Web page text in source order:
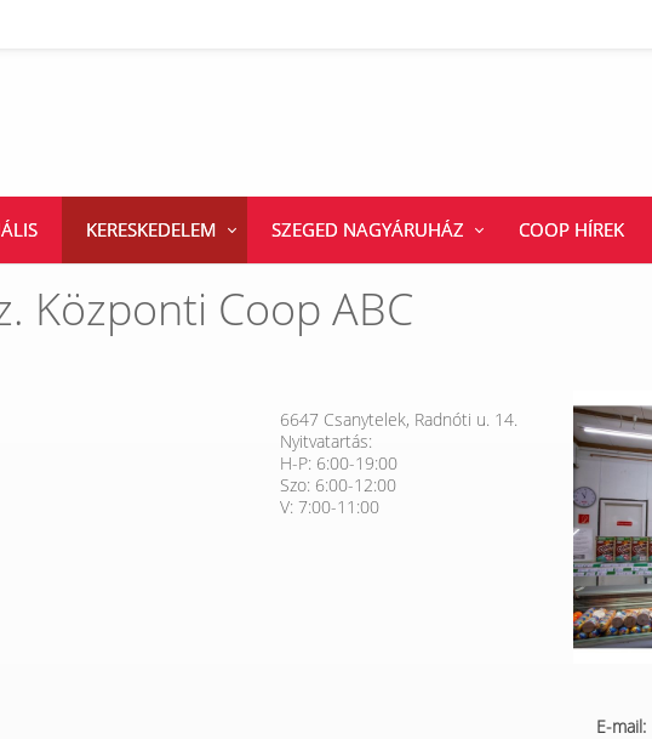
KERESKEDELEM SZEGED NAGYÁRUHÁZ COOP HÍREK
Központi Coop ABC
6647 Csanytelek, Radnóti u. 14.
Nyitvatartás:
H-P: 6:00-19:00
Szo: 6:00-12:00
V: 7:00-11:00
E-mail: